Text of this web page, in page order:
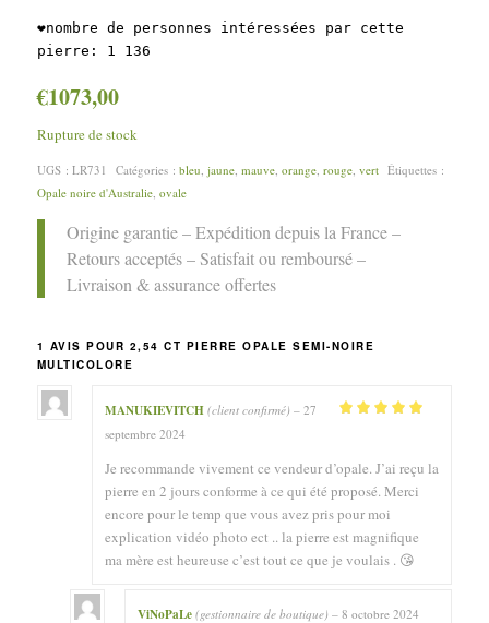
❤️nombre de personnes intéressées par cette
pierre:
1 136
€1073,00
Rupture de stock
UGS : LR731 Catégories : bleu, jaune, mauve, orange, rouge, vert Étiquettes :
Opale noire d'Australie, ovale
Origine garantie – Expédition depuis la France –
Retours acceptés – Satisfait ou remboursé –
Livraison & assurance offertes
1 AVIS POUR 2,54 CT PIERRE OPALE SEMI-NOIRE
MULTICOLORE
MANUKIEVITCH (client confirmé) – 27
septembre 2024
Je recommande vivement ce vendeur d’opale. J’ai reçu la
pierre en 2 jours conforme à ce qui été proposé. Merci
encore pour le temp que vous avez pris pour moi
explication vidéo photo ect .. la pierre est magnifique
ma mère est heureuse c’est tout ce que je voulais . 😘
ViNoPaLe (gestionnaire de boutique) – 8 octobre 2024